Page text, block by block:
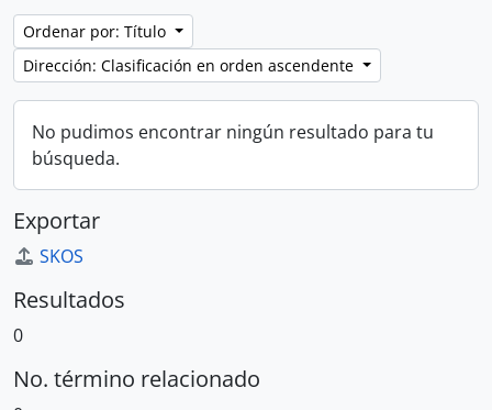
Ordenar por: Título
Dirección: Clasificación en orden ascendente
No pudimos encontrar ningún resultado para tu
búsqueda.
Exportar
SKOS
Resultados
0
No. término relacionado